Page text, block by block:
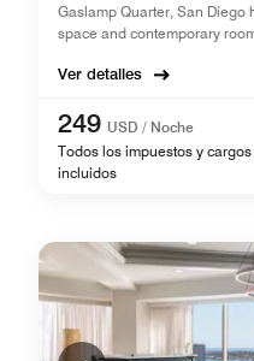
Gaslamp Quarter, San Diego
space and contemporary
Ver detalles
249 USD / Noche
Todos los impuestos y cargos
incluidos